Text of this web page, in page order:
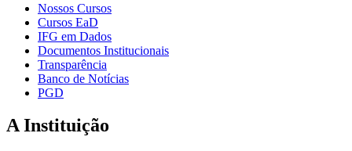
Nossos Cursos
Cursos EaD
IFG em Dados
Documentos Institucionais
Transparência
Banco de Notícias
PGD
A Instituição